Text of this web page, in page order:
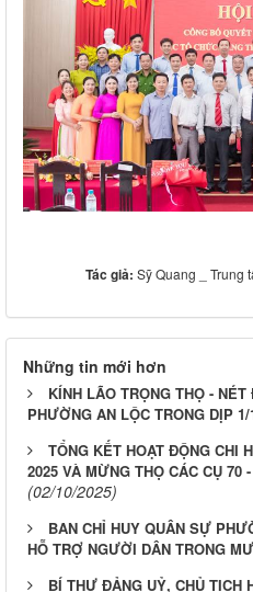
Tác giả: Sỹ Quang _ Trung
Những tin mới hơn
KÍNH LÃO TRỌNG THỌ -
PHƯỜNG AN LỘC TRONG DỊP 1/
TỔNG KẾT HOẠT ĐỘNG CHI
2025 VÀ MỪNG THỌ CÁC CỤ 70
(02/10/2025)
BAN CHỈ HUY QUÂN SỰ
HỖ TRỢ NGƯỜI DÂN TRONG
BÍ THƯ ĐẢNG UỶ, CHỦ TỊCH